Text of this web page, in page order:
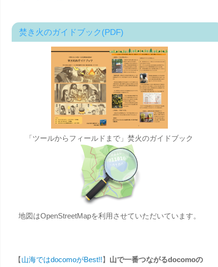
焚き火のガイドブック(PDF)
「ツールからフィールドまで」焚火のガイドブック
地図はOpenStreetMapを利用させていただいています。
【 山海ではdocomoがBest!! 】 山で一番つながるdocomoの